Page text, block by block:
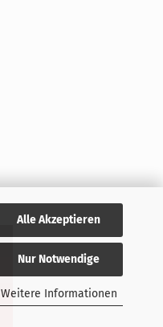
Alle Akzeptieren
Nur Notwendige
Weitere Informationen